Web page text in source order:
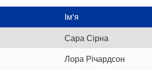
Ім'я
Сара Сірна
Лора Річардсон